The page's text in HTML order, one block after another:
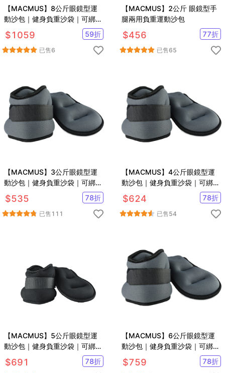
【MACMUS】8公斤眼鏡型運
動沙包｜健身負重沙袋｜可綁手
腕腳踝復健沙包｜多色可選
$1059 59折
已售6
【MACMUS】2公斤 眼鏡型手
腿兩用負重運動沙包
$456 77折
已售65
【MACMUS】3公斤眼鏡型運
動沙包｜健身負重沙袋｜可綁手
腕腳踝復健沙包｜多色可選
$535 78折
已售 111
【MACMUS】4公斤眼鏡型運
動沙包｜健身負重沙袋｜可綁手
腕腳踝復健沙包｜多色可選
$624 78折
已售54
【MACMUS】5公斤眼鏡型運
動沙包｜健身負重沙袋｜可綁手
腕腳踝復健沙包｜多色可選
$691 78折
【MACMUS】6公斤眼鏡型運
動沙包｜健身負重沙袋｜可綁手
腕腳踝復健沙包｜多色可選
$759 78折